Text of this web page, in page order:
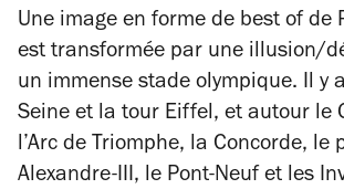
Une image en forme de best of de
est transformée par une illusion/
un immense stade olympique. Il y
Seine et la tour Eiffel, et autour le
l’Arc de Triomphe, la Concorde, le
Alexandre-III, le Pont-Neuf et les